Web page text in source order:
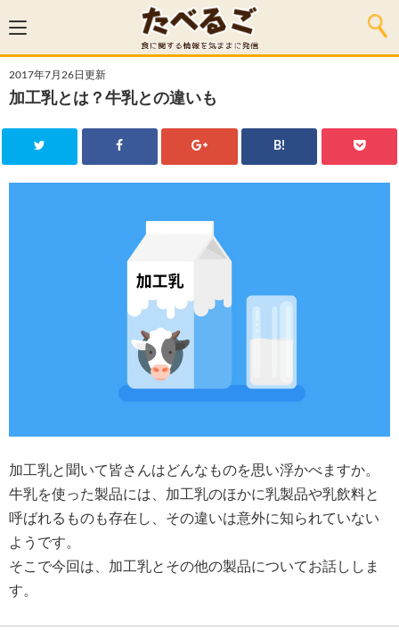
2017年7月26日更新
加工乳とは？牛乳との違いも
B!
加工乳と聞いて皆さんはどんなものを思い浮かべますか。
牛乳を使った製品には、加工乳のほかに乳製品や乳飲料と
呼ばれるものも存在し、その違いは意外に知られていない
ようです。
そこで今回は、加工乳とその他の製品についてお話ししま
す。